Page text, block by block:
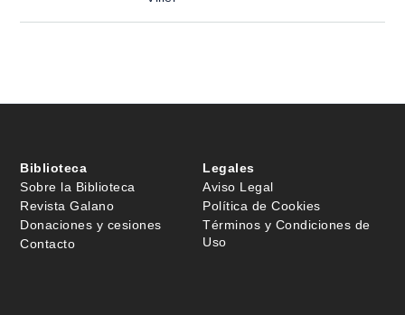
Biblioteca
Sobre la Biblioteca
Revista Galano
Donaciones y cesiones
Contacto
Legales
Aviso Legal
Política de Cookies
Términos y Condiciones de
Uso